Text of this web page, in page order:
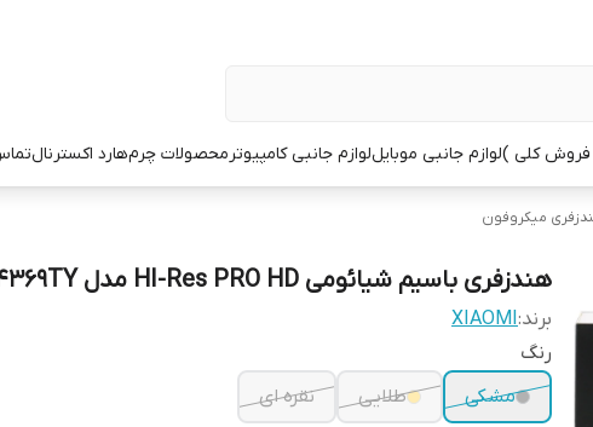
فروش کلی )لوازم جانبی موبایللوازم جانبی کامپیوترمحصولات چرمهارد اکسترنال
میکروفون
هندزفری باسیم شیائومی HI-Res PRO HD مدل ZBW4369TY
برند:XIAOMI
رنگ
مشکی
طلایی
نقره ای